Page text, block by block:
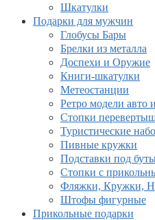
Шкатулки
Подарки для мужчин
Глобусы Бары
Брелки из металла
Доспехи и Оружие
Книги-шкатулки
Метеостанции
Ретро модели авто
Стопки
Туристические
Пивные кружки
Подставки под
Стопки с
Фляжки, Кружки,
Штофы фигурные
Прикольные подарки